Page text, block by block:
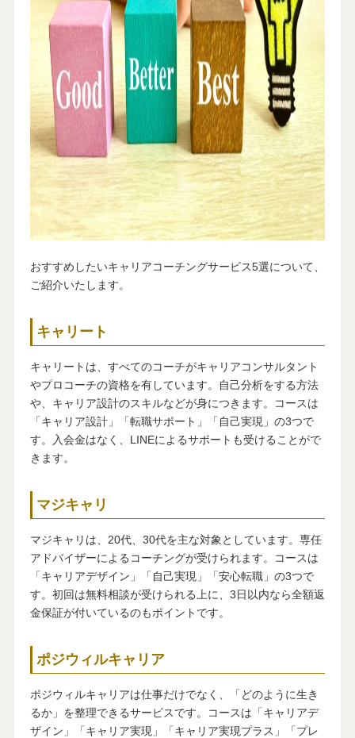
おすすめしたいキャリアコーチングサービス5選について、
ご紹介いたします。
キャリート
キャリートは、すべてのコーチがキャリアコンサルタント
やプロコーチの資格を有しています。自己分析をする方法
や、キャリア設計のスキルなどが身につきます。コースは
「キャリア設計」「転職サポート」「自己実現」の3つで
す。入会金はなく、LINEによるサポートも受けることがで
きます。
マジキャリ
マジキャリは、20代、30代を主な対象としています。専任
アドバイザーによるコーチングが受けられます。コースは
「キャリアデザイン」「自己実現」「安心転職」の3つで
す。初回は無料相談が受けられる上に、3日以内なら全額返
金保証が付いているのもポイントです。
ポジウィルキャリア
ポジウィルキャリアは仕事だけでなく、「どのように生き
るか」を整理できるサービスです。コースは「キャリアデ
ザイン」「キャリア実現」「キャリア実現プラス」「プレ